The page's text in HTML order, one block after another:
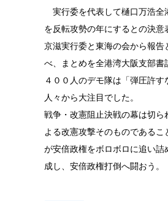
実行委を代表して樋口万浩全
を反転攻勢の年にするとの決意
京滋実行委と東海の会から報
べ、まとめを全港湾大阪支部書
４００人のデモ隊は「弾圧許
人々から大注目でした。
戦争・改憲阻止決戦の幕は切
よる改憲攻撃そのものである
が安倍政権をボロボロに追い
成し、安倍政権打倒へ闘おう。